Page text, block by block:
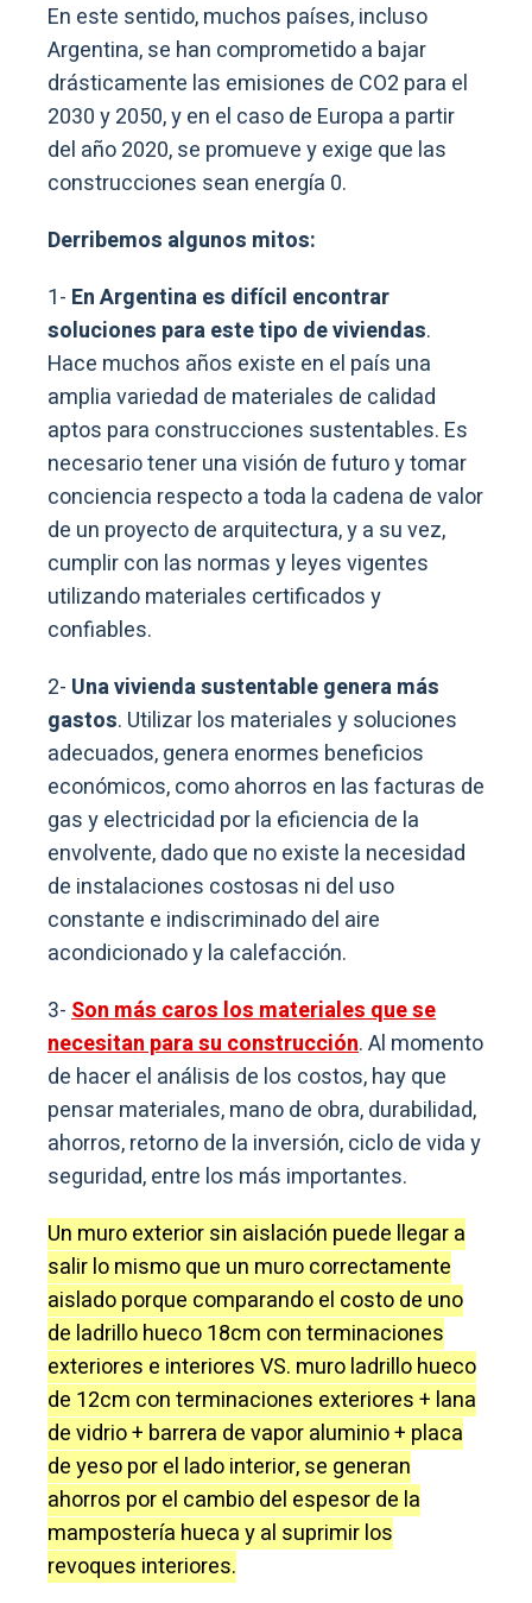
En este sentido, muchos países, incluso
Argentina, se han comprometido a bajar
drásticamente las emisiones de CO2 para el
2030 y 2050, y en el caso de Europa a partir
del año 2020, se promueve y exige que las
construcciones sean energía 0.
Derribemos algunos mitos:
1- En Argentina es difícil encontrar
soluciones para este tipo de viviendas.
Hace muchos años existe en el país una
amplia variedad de materiales de calidad
aptos para construcciones sustentables. Es
necesario tener una visión de futuro y tomar
conciencia respecto a toda la cadena de valor
de un proyecto de arquitectura, y a su vez,
cumplir con las normas y leyes vigentes
utilizando materiales certificados y
confiables.
2- Una vivienda sustentable genera más
gastos. Utilizar los materiales y soluciones
adecuados, genera enormes beneficios
económicos, como ahorros en las facturas de
gas y electricidad por la eficiencia de la
envolvente, dado que no existe la necesidad
de instalaciones costosas ni del uso
constante e indiscriminado del aire
acondicionado y la calefacción.
3-Son más caros los materiales que se
necesitan para su construcción. Al momento
de hacer el análisis de los costos, hay que
pensar materiales, mano de obra, durabilidad,
ahorros, retorno de la inversión, ciclo de vida y
seguridad, entre los más importantes.
Un muro exterior sin aislación puede llegar a
salir lo mismo que un muro correctamente
aislado porque comparando el costo de uno
de ladrillo hueco 18cm con terminaciones
exteriores e interiores VS. muro ladrillo hueco
de 12cm con terminaciones exteriores + lana
de vidrio + barrera de vapor aluminio + placa
de yeso por el lado interior, se generan
ahorros por el cambio del espesor de la
mampostería hueca y al suprimir los
revoques interiores.